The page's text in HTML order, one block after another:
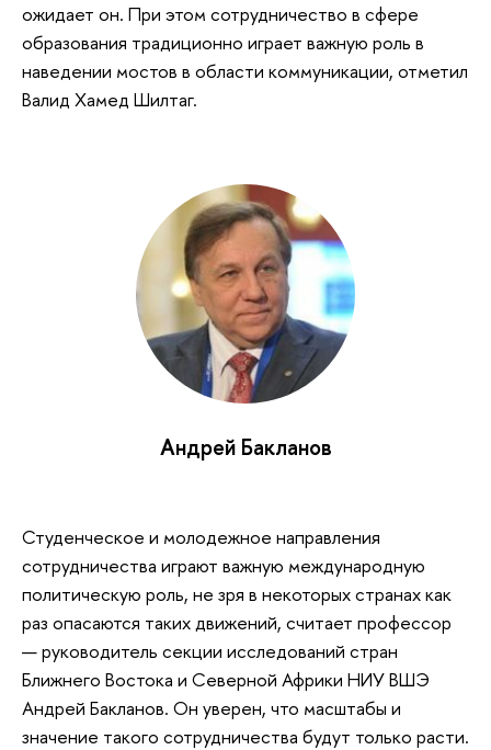
ожидает он. При этом сотрудничество в сфере
образования традиционно играет важную роль в
наведении мостов в области коммуникации, отметил
Валид Хамед Шилтаг.
Андрей Бакланов
Студенческое и молодежное направления
сотрудничества играют важную международную
политическую роль, не зря в некоторых странах как
раз опасаются таких движений, считает профессор
— руководитель секции исследований стран
Ближнего Востока и Северной Африки НИУ ВШЭ
Андрей Бакланов. Он уверен, что масштабы и
значение такого сотрудничества будут только расти.